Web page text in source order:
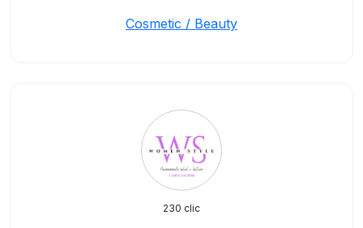
Cosmetic / Beauty
230 clic